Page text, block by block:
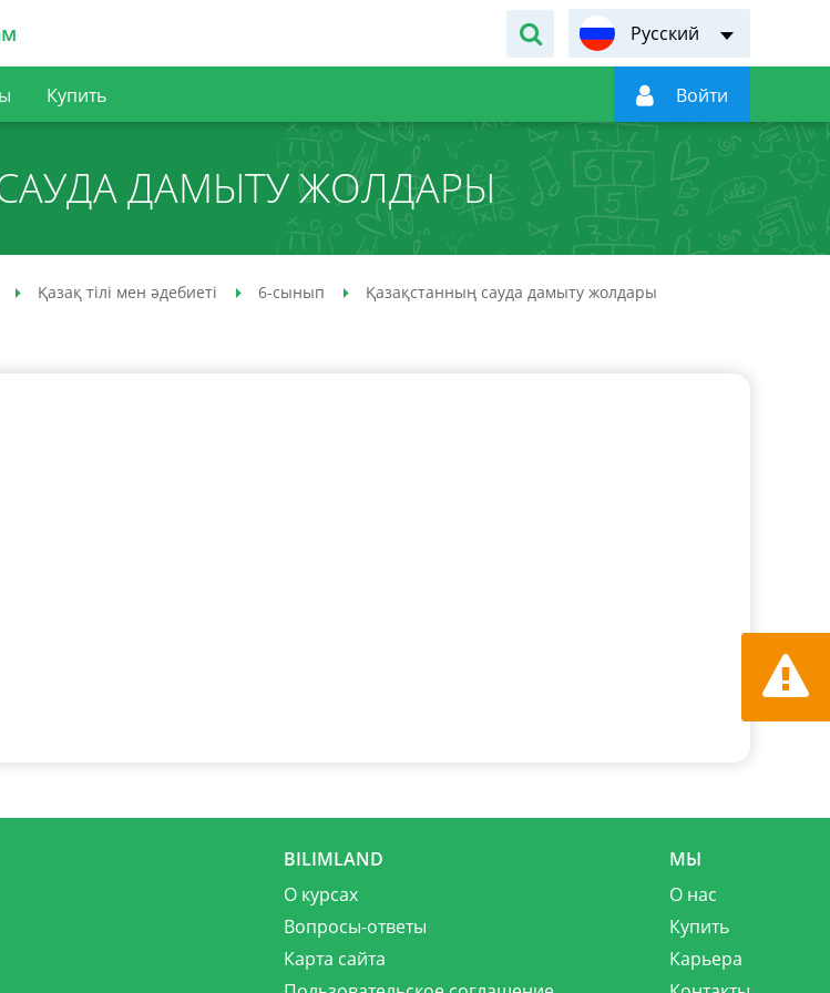
Русский
Купить  Войти
ДАМЫТУ ЖОЛДАРЫ
Қазақ тілі мен әдебиеті 6-сынып Қазақстанның сауда дамыту жолдары
BILIMLAND
О курсах
Вопросы-ответы
Карта сайта
МЫ
О нас
Купить
Карьера